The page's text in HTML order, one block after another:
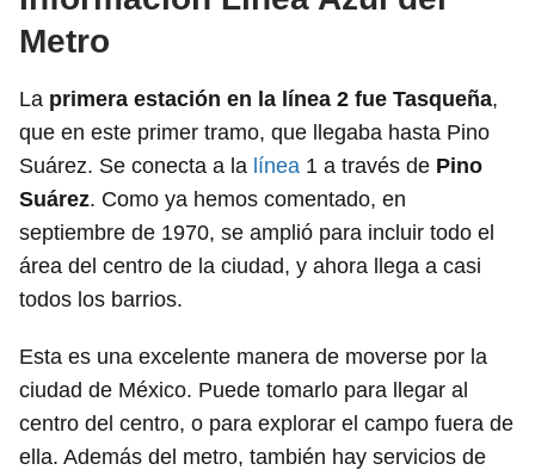
Metro
La primera estación en la línea 2 fue Tasqueña,
que en este primer tramo, que llegaba hasta Pino
Suárez. Se conecta a la línea 1 a través de Pino
Suárez. Como ya hemos comentado, en
septiembre de 1970, se amplió para incluir todo el
área del centro de la ciudad, y ahora llega a casi
todos los barrios.
Esta es una excelente manera de moverse por la
ciudad de México. Puede tomarlo para llegar al
centro del centro, o para explorar el campo fuera de
ella. Además del metro, también hay servicios de